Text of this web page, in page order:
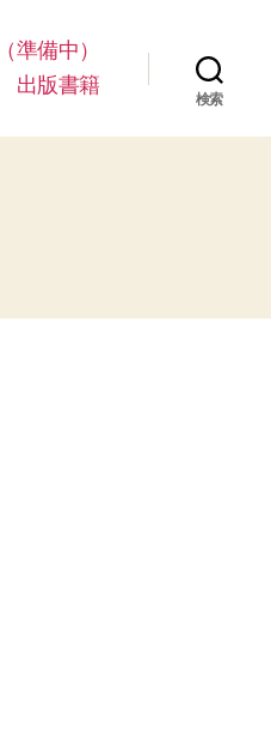
準備中）
出版書籍
検索